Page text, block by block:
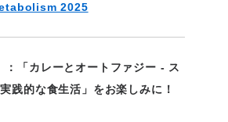
2025
：「カレーとオートファジー - ス
践的な食生活」をお楽しみに！